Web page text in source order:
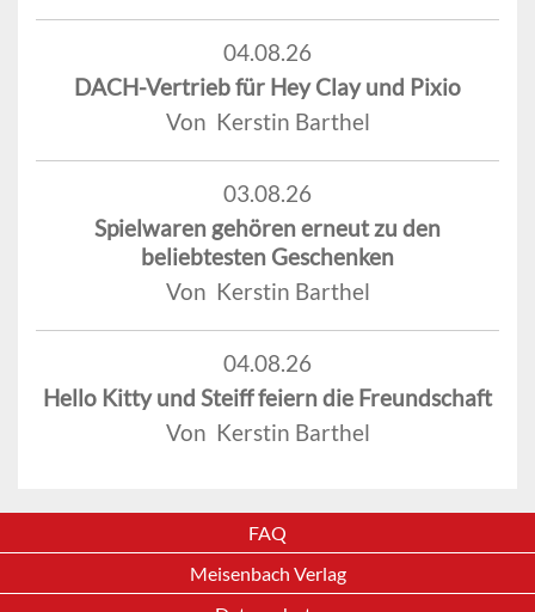
04.08.26
DACH-Vertrieb für Hey Clay und Pixio
Von Kerstin Barthel
03.08.26
Spielwaren gehören erneut zu den
beliebtesten Geschenken
Von Kerstin Barthel
04.08.26
Hello Kitty und Steiff feiern die Freundschaft
Von Kerstin Barthel
FAQ
Meisenbach Verlag